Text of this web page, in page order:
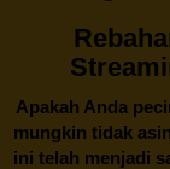
Apakah Anda
mungkin tidak
ini telah menjadi